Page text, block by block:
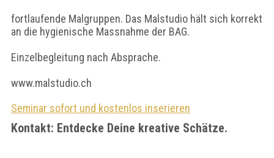
fortlaufende Malgruppen. Das Malstudio hält sich korrekt
an die hygienische Massnahme der BAG.
Einzelbegleitung nach Absprache.
www.malstudio.ch
Seminar sofort und kostenlos inserieren
Kontakt: Entdecke Deine kreative Schätze.